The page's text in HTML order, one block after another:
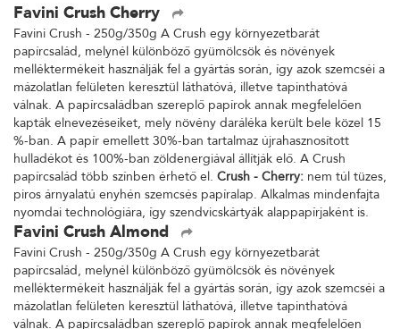
Favini Crush Cherry
Favini Crush - 250g/350g A Crush egy környezetbarát
papírcsalád, melynél különböző gyümölcsök és növények
melléktermékeit használják fel a gyártás során, így azok szemcséi a
mázolatlan felületen keresztül láthatóvá, illetve tapinthatóvá
válnak. A papírcsaládban szereplő papírok annak megfelelően
kapták elnevezéseiket, mely növény daráléka került bele közel 15
%-ban. A papír emellett 30%-ban tartalmaz újrahasznosított
hulladékot és 100%-ban zöldenergiával állítják elő. A Crush
papírcsalád több színben érhető el. Crush - Cherry: nem túl tüzes,
piros árnyalatú enyhén szemcsés papíralap. Alkalmas mindenfajta
nyomdai technológiára, így szendvicskártyák alappapírjaként is.
Favini Crush Almond
Favini Crush - 250g/350g A Crush egy környezetbarát
papírcsalád, melynél különböző gyümölcsök és növények
melléktermékeit használják fel a gyártás során, így azok szemcséi a
mázolatlan felületen keresztül láthatóvá, illetve tapinthatóvá
válnak. A papírcsaládban szereplő papírok annak megfelelően